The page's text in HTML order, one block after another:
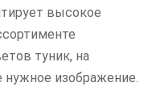
высокое
туник, на
изображение.